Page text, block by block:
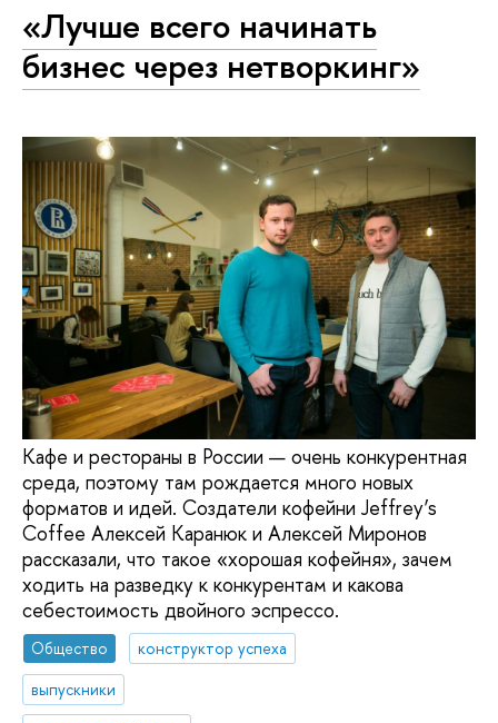
«Лучше всего начинать
бизнес через нетворкинг»
Кафе и рестораны в России — очень конкурентная
среда, поэтому там рождается много новых
форматов и идей. Создатели кофейни Jeffrey’s
Coffee Алексей Каранюк и Алексей Миронов
рассказали, что такое «хорошая кофейня», зачем
ходить на разведку к конкурентам и какова
себестоимость двойного эспрессо.
Общество
конструктор успеха
выпускники